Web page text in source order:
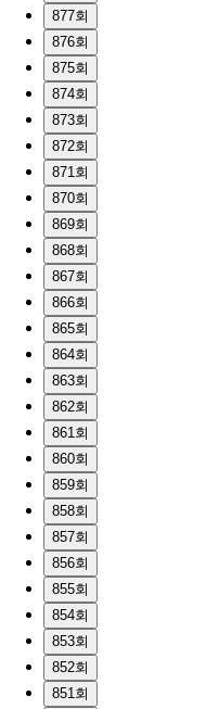
877회
876회
875회
874회
873회
872회
871회
870회
869회
868회
867회
866회
865회
864회
863회
862회
861회
860회
859회
858회
857회
856회
855회
854회
853회
852회
851회